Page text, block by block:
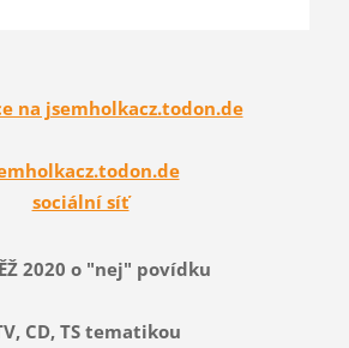
na jsemholkacz.todon.de
sociální síť
2020 o "nej" povídku
CD, TS tematikou